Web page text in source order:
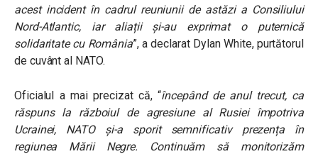
acest incident în cadrul reuniunii de astăzi a Consiliului
Nord-Atlantic, iar aliații și-au exprimat o puternică
solidaritate cu România”, a declarat Dylan White, purtătorul
de cuvânt al NATO.
Oficialul a mai precizat că, “începând de anul trecut, ca
răspuns la războiul de agresiune al Rusiei împotriva
Ucrainei, NATO și-a sporit semnificativ prezența în
regiunea Mării Negre. Continuăm să monitorizăm